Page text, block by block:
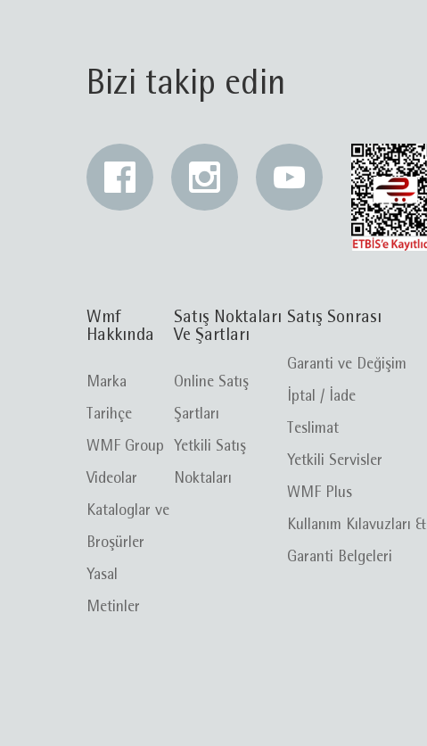
Bizi takip edin
Wmf
Hakkında
Marka
Tarihçe
WMF Group
Videolar
Kataloglar ve
Broşürler
Yasal
Metinler
Satış Noktaları
Ve Şartları
Online Satış
Şartları
Yetkili Satış
Noktaları
Satış Sonrası
Garanti ve Değişim
İptal / İade
Teslimat
Yetkili Servisler
WMF Plus
Kullanım Kılavuzları &
Garanti Belgeleri